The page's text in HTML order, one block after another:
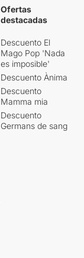
Ofertas
destacadas
Descuento El
Mago Pop 'Nada
es imposible'
Descuento Ànima
Descuento
Mamma mia
Descuento
Germans de sang